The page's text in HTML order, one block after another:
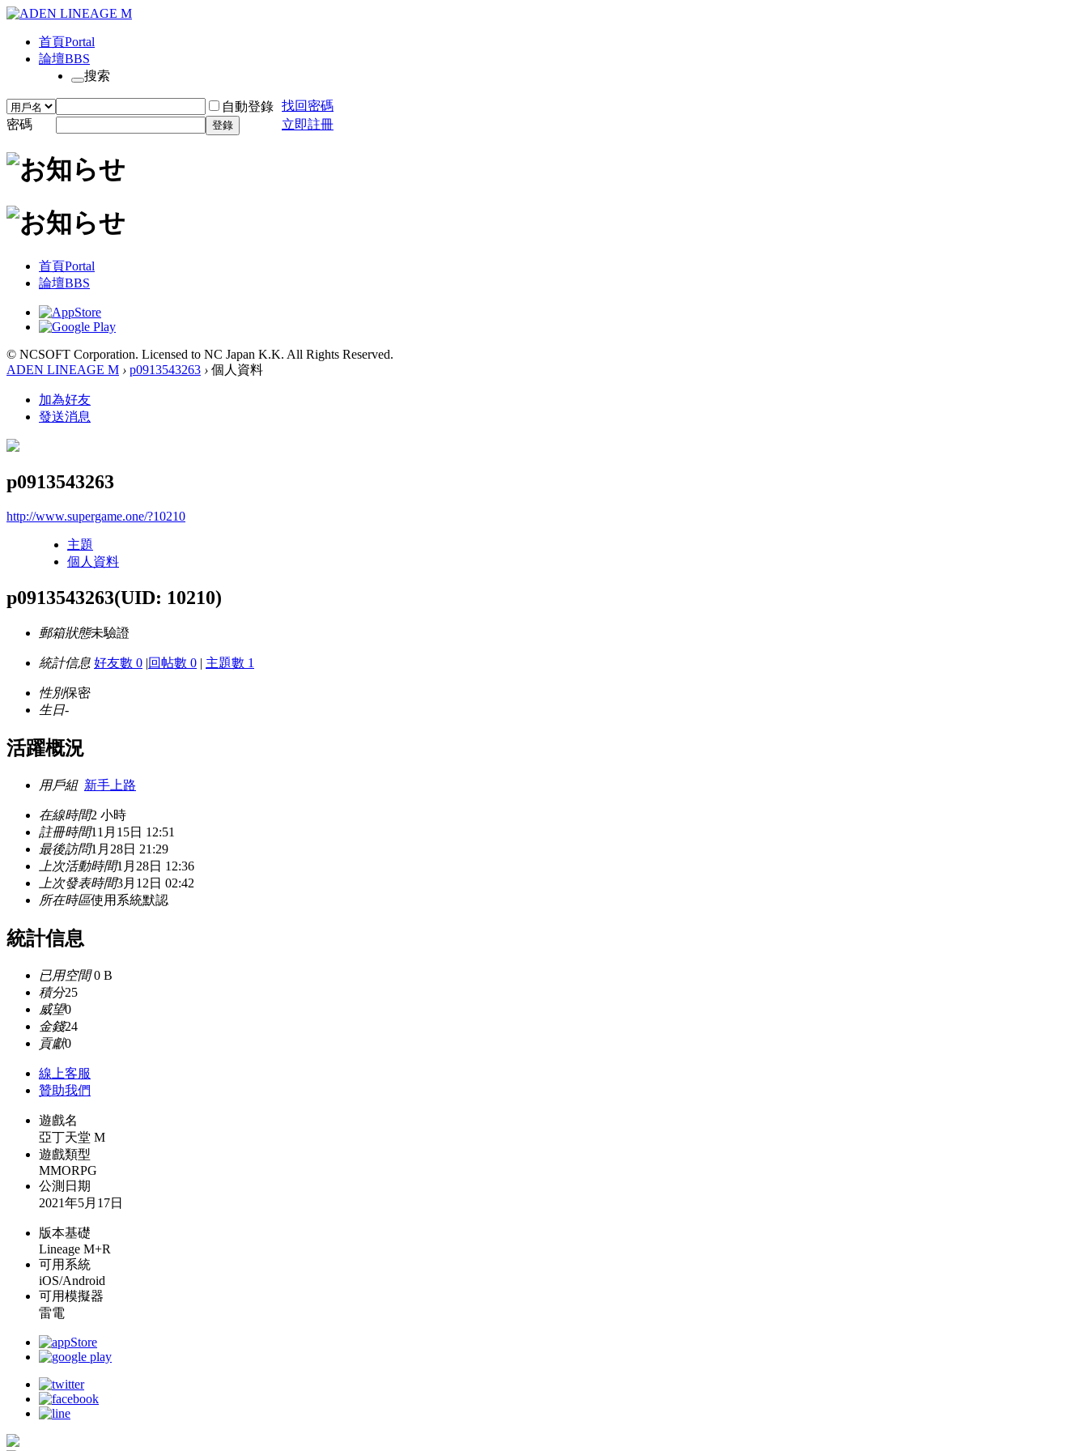
首頁Portal
論壇BBS
搜索
自動登錄 找回密碼
密碼
登錄 立即註冊
首頁Portal
論壇BBS
© NCSOFT Corporation. Licensed to NC Japan K.K. All Rights Reserved.
ADEN LINEAGE M › p0913543263 › 個人資料
加為好友
發送消息
p0913543263
http://www.supergame.one/?10210
主題
個人資料
p0913543263(UID: 10210)
郵箱狀態未驗證
統計信息 好友數 0 |回帖數 0 | 主題數 1
性別保密
生日-
活躍概況
用戶組 新手上路
在線時間2 小時
註冊時間11月15日 12:51
最後訪問1月28日 21:29
上次活動時間1月28日 12:36
上次發表時間3月12日 02:42
所在時區使用系統默認
統計信息
已用空間0 B
積分25
威望0
金錢24
貢獻0
線上客服
贊助我們
遊戲名
亞丁天堂 M
遊戲類型
MMORPG
公測日期
2021年5月17日
版本基礎
Lineage M+R
可用系統
iOS/Android
可用模擬器
雷電